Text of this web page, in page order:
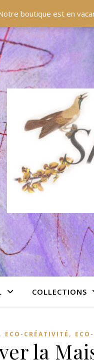
boutique est en
EN PRÉSENCE EN LIGNE
COLLECTIONS
, ECO-CRÉATIVITÉ ,
la